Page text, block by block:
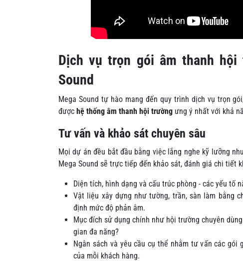
Dịch vụ trọn gói âm thanh hội
Sound
Mega Sound tự hào mang đến quy trình dịch vụ trọn
được hệ thống âm thanh hội trường ưng ý nhất với khả
Tư vấn và khảo sát chuyên sâu
Mọi dự án đều bắt đầu bằng việc lắng nghe kỹ lưỡng
Mega Sound sẽ trực tiếp đến khảo sát, đánh giá chi tiết
Diện tích, hình dạng và cấu trúc phòng - các yếu tố
Vật liệu xây dựng như tường, trần, sàn làm bằng
định mức độ phản âm.
Mục đích sử dụng chính như hội trường chuyên
gian đa năng?
Ngân sách và yêu cầu cụ thể nhằm tư vấn các
của mỗi khách hàng.